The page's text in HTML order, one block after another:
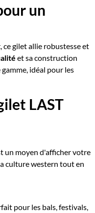
un
, ce gilet allie robustesse et
et sa construction
idéal pour les
LAST
un moyen d'afficher votre
culture western tout en
pour les bals, festivals,